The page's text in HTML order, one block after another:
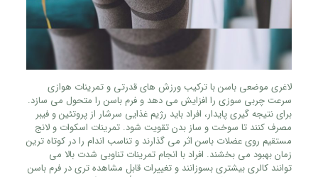
لاغری موضعی باسن با ترکیب ورزش‌ های قدرتی و تمرینات هوازی
سرعت چربی‌ سوزی را افزایش می‌ دهد و فرم باسن را متحول می‌ سازد.
برای نتیجه‌ گیری پایدار، افراد باید رژیم غذایی سرشار از پروتئین و فیبر
مصرف کنند تا سوخت‌ و ساز بدن تقویت شود. تمرینات اسکوات و لانج
مستقیم روی عضلات باسن اثر می‌ گذارند و تناسب اندام را در کوتاه‌ ترین
زمان بهبود می‌ بخشند. افراد با انجام تمرینات تناوبی شدت بالا می‌
توانند کالری بیشتری بسوزانند و تغییرات قابل‌ مشاهده‌ تری در فرم باسن